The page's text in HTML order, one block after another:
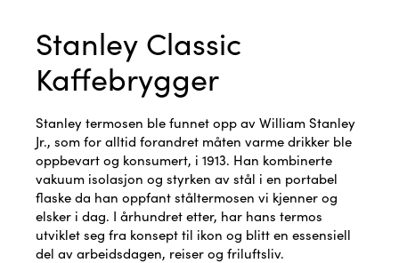
Stanley Classic
Kaffebrygger
Stanley termosen ble funnet opp av William Stanley
Jr., som for alltid forandret måten varme drikker ble
oppbevart og konsumert, i 1913. Han kombinerte
vakuum isolasjon og styrken av stål i en portabel
flaske da han oppfant ståltermosen vi kjenner og
elsker i dag. I århundret etter, har hans termos
utviklet seg fra konsept til ikon og blitt en essensiell
del av arbeidsdagen, reiser og friluftsliv.